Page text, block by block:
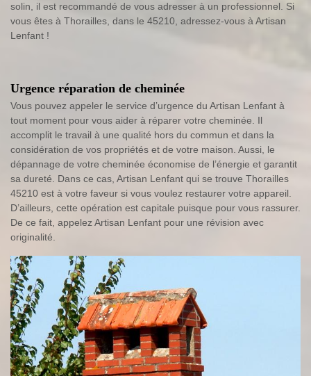
solin, il est recommandé de vous adresser à un professionnel. Si
vous êtes à Thorailles, dans le 45210, adressez-vous à Artisan
Lenfant !
Urgence réparation de cheminée
Vous pouvez appeler le service d’urgence du Artisan Lenfant à
tout moment pour vous aider à réparer votre cheminée. Il
accomplit le travail à une qualité hors du commun et dans la
considération de vos propriétés et de votre maison. Aussi, le
dépannage de votre cheminée économise de l’énergie et garantit
sa dureté. Dans ce cas, Artisan Lenfant qui se trouve Thorailles
45210 est à votre faveur si vous voulez restaurer votre appareil.
D’ailleurs, cette opération est capitale puisque pour vous rassurer.
De ce fait, appelez Artisan Lenfant pour une révision avec
originalité.